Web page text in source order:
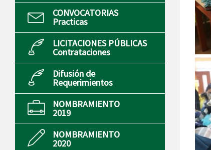
CONVOCATORIAS
Practicas
LICITACIONES PÚBLICAS
Contrataciones
Difusión de
Requerimientos
NOMBRAMIENTO
2019
NOMBRAMIENTO
2020